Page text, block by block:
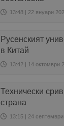
13:48 | 22 януари
Русенският
в Китай
13:42 | 14 октомври
Технически
страна
13:15 | 24 септември